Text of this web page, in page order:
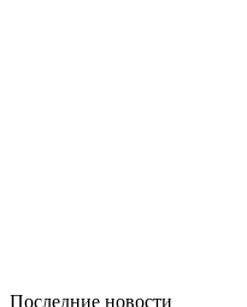
Последние новости